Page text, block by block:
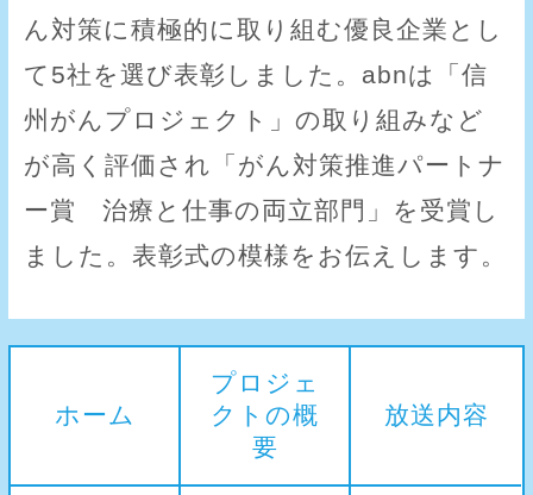
ん対策に積極的に取り組む優良企業とし
て5社を選び表彰しました。abnは「信
州がんプロジェクト」の取り組みなど
が高く評価され「がん対策推進パートナ
ー賞 治療と仕事の両立部門」を受賞し
ました。表彰式の模様をお伝えします。
ホーム
プロジェ
クトの概
要
放送内容